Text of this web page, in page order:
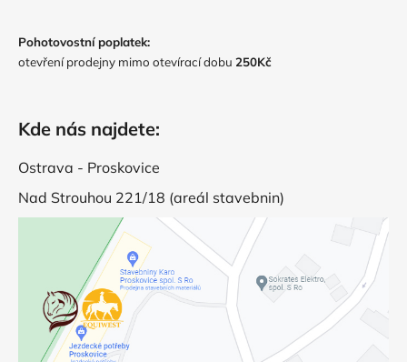
Pohotovostní poplatek:
otevření prodejny mimo otevírací dobu 250Kč
Kde nás najdete:
Ostrava - Proskovice
Nad Strouhou 221/18 (areál stavebnin)